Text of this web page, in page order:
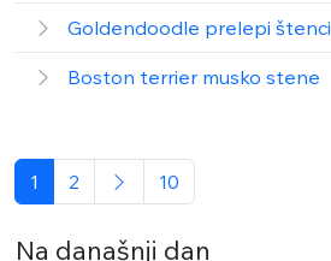
Goldendoodle prelepi štenci
Boston terrier musko stene
1 2 10
Na današnji dan